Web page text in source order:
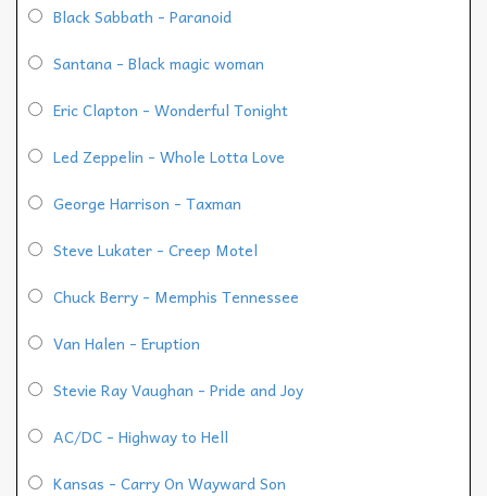
Black Sabbath - Paranoid
Santana - Black magic woman
Eric Clapton - Wonderful Tonight
Led Zeppelin - Whole Lotta Love
George Harrison - Taxman
Steve Lukater - Creep Motel
Chuck Berry - Memphis Tennessee
Van Halen - Eruption
Stevie Ray Vaughan - Pride and Joy
AC/DC - Highway to Hell
Kansas - Carry On Wayward Son